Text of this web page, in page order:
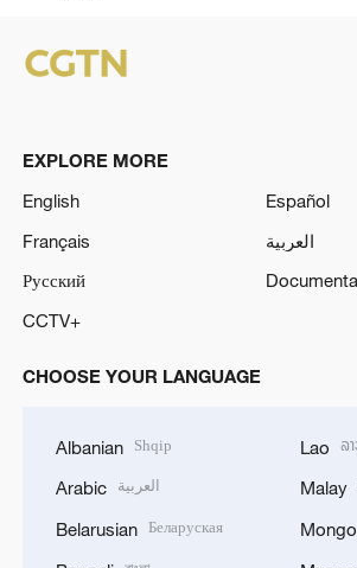
EXPLORE MORE
English
Español
Français
العربية
Русский
CCTV+
CHOOSE YOUR LANGUAGE
Albanian Shqip
Arabic العربية
Belarusian Беларуская
Lao ລ
Malay